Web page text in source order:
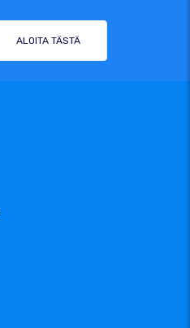
ALOITA TÄSTÄ